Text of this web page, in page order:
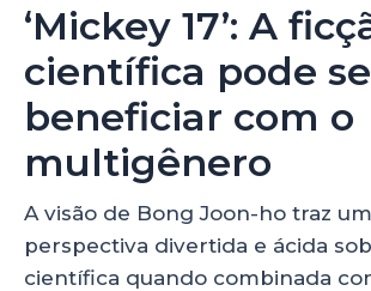
‘Mickey 17’: A
científica pode se
beneficiar com o
multigênero
A visão de Bong Joon-ho traz
perspectiva divertida e ácida
científica quando combinada